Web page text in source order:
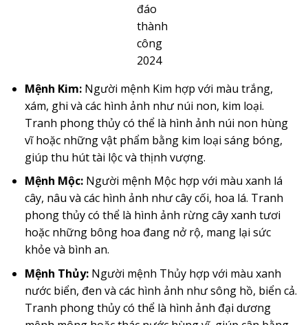
đáo
thành
công
2024
Mệnh Kim:Người mệnh Kim hợp với màu trắng,
xám, ghi và các hình ảnh như núi non, kim loại.
Tranh phong thủy có thể là hình ảnh núi non hùng
vĩ hoặc những vật phẩm bằng kim loại sáng bóng,
giúp thu hút tài lộc và thịnh vượng.
Mệnh Mộc:Người mệnh Mộc hợp với màu xanh lá
cây, nâu và các hình ảnh như cây cối, hoa lá. Tranh
phong thủy có thể là hình ảnh rừng cây xanh tươi
hoặc những bông hoa đang nở rộ, mang lại sức
khỏe và bình an.
Mệnh Thủy:Người mệnh Thủy hợp với màu xanh
nước biển, đen và các hình ảnh như sông hồ, biển cả.
Tranh phong thủy có thể là hình ảnh đại dương